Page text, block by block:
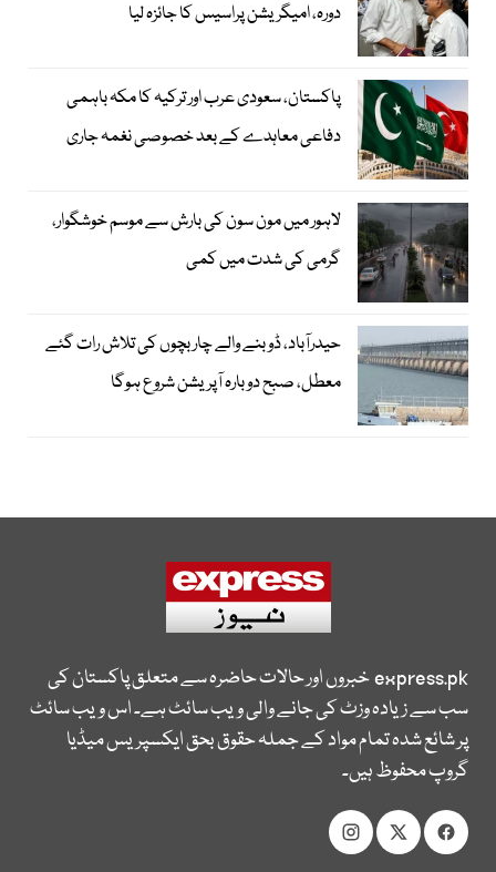
دورہ، امیگریشن پراسیس کا جائزہ لیا
پاکستان، سعودی عرب اور ترکیہ کا مکہ باہمی
دفاعی معاہدے کے بعد خصوصی نغمہ جاری
لاہور میں مون سون کی بارش سے موسم خوشگوار،
گرمی کی شدت میں کمی
حیدرآباد، ڈوبنے والے چار بچوں کی تلاش رات گئے
معطل، صبح دوبارہ آپریشن شروع ہوگا
express.pkخبروں اور حالات حاضرہ سے متعلق پاکستان کی
سب سے زیادہ وزٹ کی جانے والی ویب سائٹ ہے۔ اس ویب سائٹ
پر شائع شدہ تمام مواد کے جملہ حقوق بحق ایکسپریس میڈیا
گروپ محفوظ ہیں۔